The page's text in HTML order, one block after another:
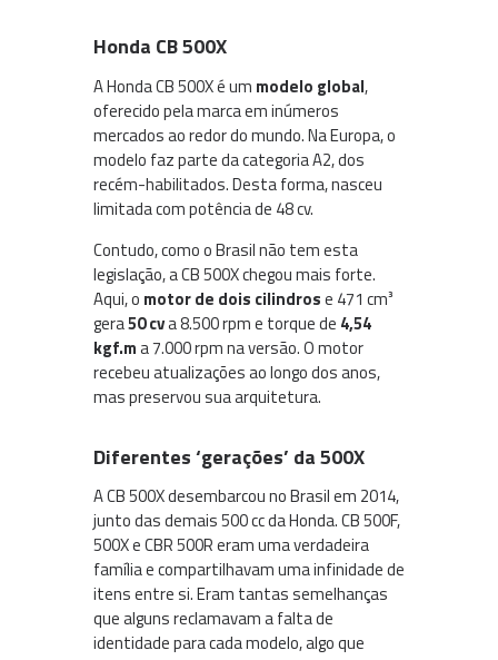
Honda CB 500X
A Honda CB 500X é um modelo global,
oferecido pela marca em inúmeros
mercados ao redor do mundo. Na Europa, o
modelo faz parte da categoria A2, dos
recém-habilitados. Desta forma, nasceu
limitada com potência de 48 cv.
Contudo, como o Brasil não tem esta
legislação, a CB 500X chegou mais forte.
Aqui, o motor de dois cilindrose 471 cm³
gera50 cva 8.500 rpm e torque de 4,54
kgf.ma 7.000 rpm na versão. O motor
recebeu atualizações ao longo dos anos,
mas preservou sua arquitetura.
Diferentes ‘gerações’ da 500X
A CB 500X desembarcou no Brasil em 2014,
junto das demais 500 cc da Honda. CB 500F,
500X e CBR 500R eram uma verdadeira
família e compartilhavam uma infinidade de
itens entre si. Eram tantas semelhanças
que alguns reclamavam a falta de
identidade para cada modelo, algo que